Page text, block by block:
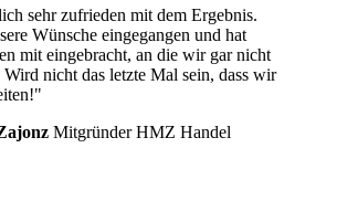
sehr zufrieden mit dem Ergebnis.
Wünsche eingegangen und hat
mit eingebracht, an die wir gar nicht
Wird nicht das letzte Mal sein, dass wir
Mitgründer HMZ Handel